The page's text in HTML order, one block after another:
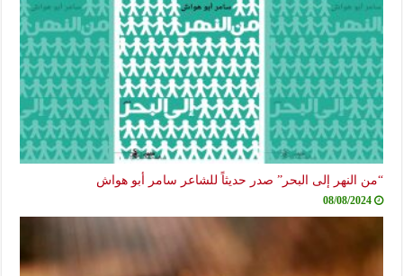
“من النهر إلى البحر” صدر حديثاً للشاعر سامر أبو هواش
08/08/2024